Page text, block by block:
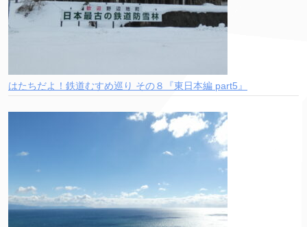
はたちだよ！鉄道むすめ巡り その８『東日本編 part5』